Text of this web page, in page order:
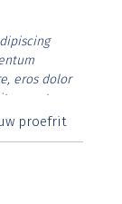
eros dolor
erat.
lorem
proefrit